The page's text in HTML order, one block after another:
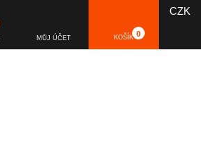
MŮJ ÚČET KOŠÍK 0
CZK